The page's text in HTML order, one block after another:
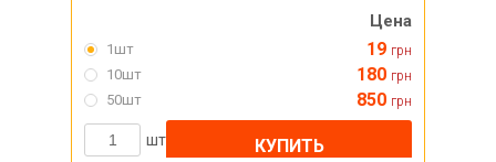
Цена
1шт 19 грн
10шт 180 грн
50шт 850 грн
шт КУПИТЬ